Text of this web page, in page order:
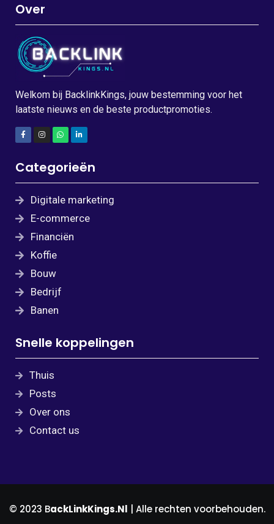
Over
Welkom bij BacklinkKings, jouw bestemming voor het
laatste nieuws en de beste productpromoties.
Categorieën
Digitale marketing
E-commerce
Financiën
Koffie
Bouw
Bedrijf
Banen
Snelle koppelingen
Thuis
Posts
Over ons
Contact us
© 2023 BackLinkKings.Nl | Alle rechten voorbehouden.